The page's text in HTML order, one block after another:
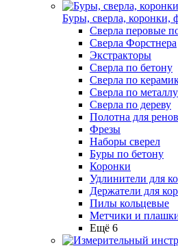
Буры, сверла, коронки,
Сверла перовые
Сверла Форстнера
Экстракторы
Сверла по бетону
Сверла по
Сверла по металлу
Сверла по дереву
Полотна для
Фрезы
Наборы сверел
Буры по бетону
Коронки
Удлинители для
Держатели для
Пилы кольцевые
Метчики и
Ещё 6